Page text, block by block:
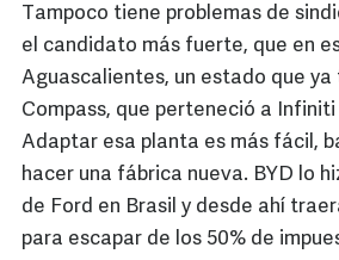
Tampoco tiene problemas de
el candidato más fuerte, que en
Aguascalientes, un estado que
Compass, que perteneció a
Adaptar esa planta es más fácil,
hacer una fábrica nueva. BYD lo
de Ford en Brasil y desde ahí
para escapar de los 50% de